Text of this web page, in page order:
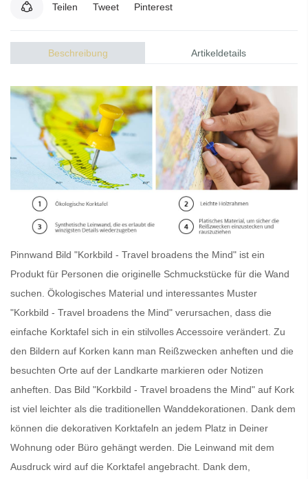
Teilen Tweet Pinterest
Beschreibung Artikeldetails
Pinnwand Bild "Korkbild - Travel broadens the Mind" ist ein
Produkt für Personen die originelle Schmuckstücke für die Wand
suchen. Ökologisches Material und interessantes Muster
"Korkbild - Travel broadens the Mind" verursachen, dass die
einfache Korktafel sich in ein stilvolles Accessoire verändert. Zu
den Bildern auf Korken kann man Reißzwecken anheften und die
besuchten Orte auf der Landkarte markieren oder Notizen
anheften. Das Bild "Korkbild - Travel broadens the Mind" auf Kork
ist viel leichter als die traditionellen Wanddekorationen. Dank dem
können die dekorativen Korktafeln an jedem Platz in Deiner
Wohnung oder Büro gehängt werden. Die Leinwand mit dem
Ausdruck wird auf die Korktafel angebracht. Dank dem,